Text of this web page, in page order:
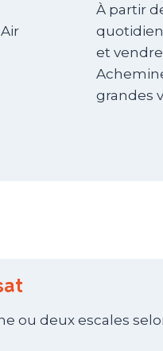
À partir
et
grandes
ou deux escales